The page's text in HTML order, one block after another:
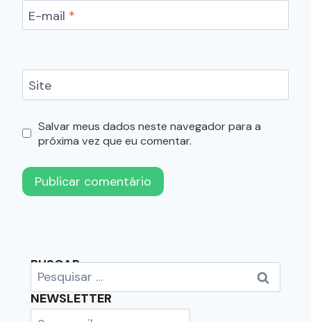
E-mail *
Site
Salvar meus dados neste navegador para a
próxima vez que eu comentar.
BUSCAR
NEWSLETTER